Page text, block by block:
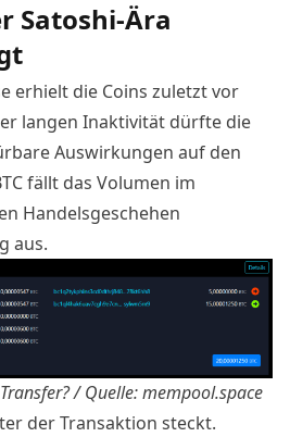
Satoshi-Ära
erhielt die Coins zuletzt vor
langen Inaktivität dürfte die
Auswirkungen auf den
fällt das Volumen im
Handelsgeschehen
aus.
/ Quelle:mempool.space
der Transaktion steckt.